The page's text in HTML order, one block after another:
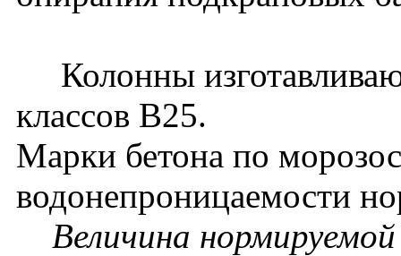
Колонны
классов В25.
Марки бетона по
водонепроницаемости
Величина